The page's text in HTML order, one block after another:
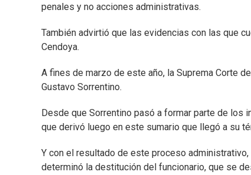
penales y no acciones administrativas.
También advirtió que las evidencias con las que
Cendoya.
A fines de marzo de este año, la Suprema Corte
Gustavo Sorrentino.
Desde que Sorrentino pasó a formar parte de los
que derivó luego en este sumario que llegó a su
Y con el resultado de este proceso
determinó la destitución del funcionario, que se